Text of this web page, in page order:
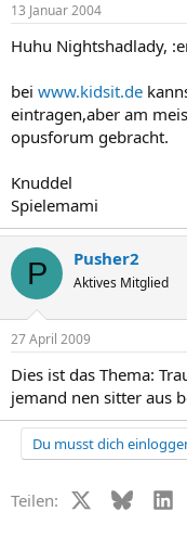
13 Januar 2004
Huhu Nightshadlady,
bei www.kidsit.de
eintragen,aber am
opusforum gebracht.
Knuddel
Spielemami
P Pusher2
Aktives Mitglied
27 April 2009
Dies ist das Thema:
jemand nen sitter aus
Du musst dich
Teilen: X (Twitter)
Bluesky